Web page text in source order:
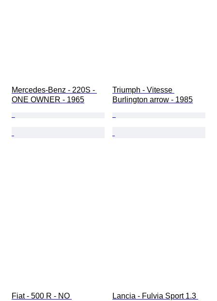
Mercedes-Benz - 220S -
ONE OWNER - 1965
Triumph - Vitesse
Burlington arrow - 1985
Fiat - 500 R - NO
Lancia - Fulvia Sport 1.3